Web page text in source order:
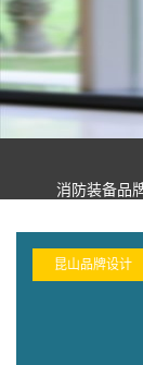
消防装备品
昆山品牌设计